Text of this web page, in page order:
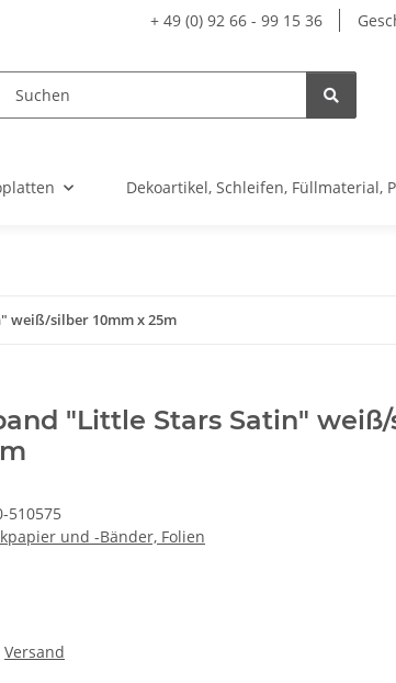
+ 49 (0) 92 66 - 99 15 36
Dekoartikel, Schleifen, Füllmaterial,
weiß/silber 10mm x 25m
"Little Stars Satin"
510575
und -Bänder, Folien
Versand